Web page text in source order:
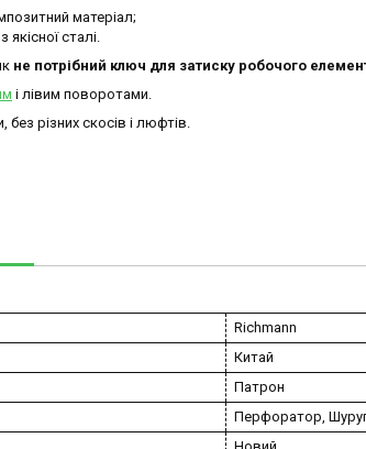
матеріал;
якісної сталі.
не потрібний ключ для затиску робочого
і лівим поворотами.
різних скосів і люфтів.
Richmann
Китай
Патрон
Перфоратор,